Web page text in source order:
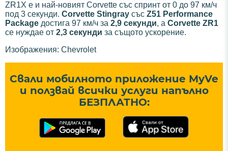
ZR1X е и най-новият Corvette със спринт от 0 до 97 км/ч
под 3 секунди. Corvette Stingray със Z51 Performance
Package достига 97 км/ч за 2,9 секунди, а Corvette ZR1
се нуждае от 2,3 секунди за същото ускорение.
Изображения: Chevrolet
Свали мобилното приложение MyVe
и ползвай всички услуги напълно
БЕЗПЛАТНО: